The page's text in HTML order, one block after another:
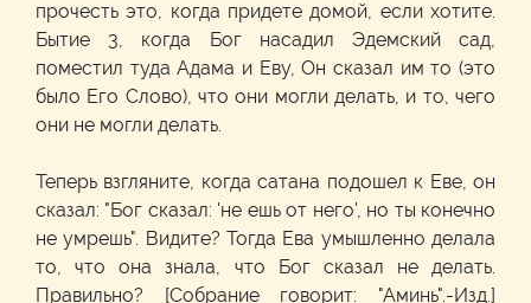
прочесть это, когда придете домой, если хотите.
Бытие 3, когда Бог насадил Эдемский сад,
поместил туда Адама и Еву, Он сказал им то (это
было Его Слово), что они могли делать, и то, чего
они не могли делать.
Теперь взгляните, когда сатана подошел к Еве, он
сказал: "Бог сказал: 'не ешь от него', но ты конечно
не умрешь". Видите? Тогда Ева умышленно делала
то, что она знала, что Бог сказал не делать.
Правильно? [Собрание говорит: "Аминь".-Изд.]